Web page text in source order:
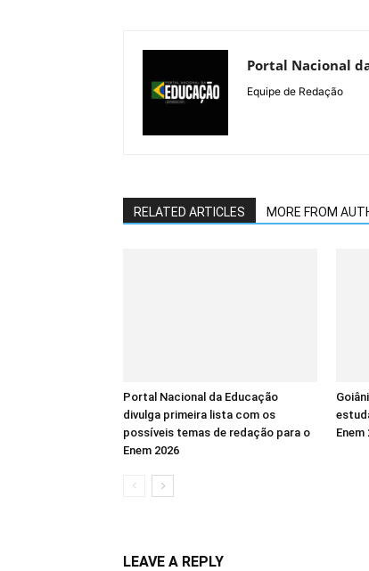
Portal Nacional
Equipe de Redação
RELATED ARTICLES MORE FROM
Portal Nacional da Educação
divulga primeira lista com os
possíveis temas de redação para o
Enem 2026
LEAVE A REPLY